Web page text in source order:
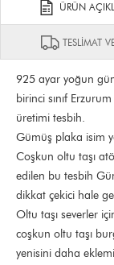
ÜRÜN
TESLİMAT
925 ayar yoğun
birinci sınıf
üretimi tesbih.
Gümüş plaka isim
Coşkun oltu taşı
edilen bu tesbih
dikkat çekici hale
Oltu taşı severler
coşkun oltu taşı
yenisini daha